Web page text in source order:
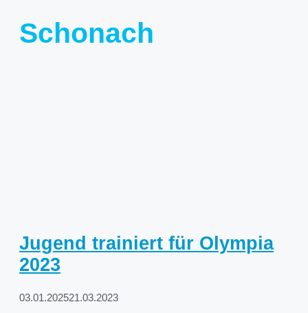
Schonach
Jugend trainiert für Olympia
2023
03.01.202521.03.2023